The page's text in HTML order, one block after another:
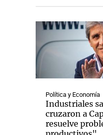
Política y Economía
Industriales
cruzaron a
resuelve